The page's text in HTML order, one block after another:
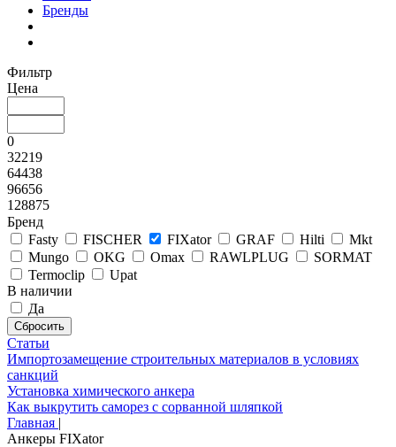
Бренды
Фильтр
Цена
0
32219
64438
96656
128875
Бренд
Fasty
FISCHER FIXator GRAF Hilti
Mkt
Mungo
OKG Omax RAWLPLUG
SORMAT
Termoclip
Upat
В наличии
Да
Статьи
Импортозамещение строительных материалов в условиях
санкций
Установка химического анкера
Как выкрутить саморез с сорванной шляпкой
Главная |
Анкеры FIXator